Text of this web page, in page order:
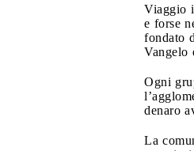
Viaggio
e forse
fondato
Vangelo
Ogni
denaro
La